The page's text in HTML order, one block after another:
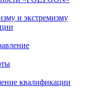
и экстремизму
квалификации